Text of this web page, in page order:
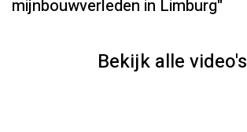
mijnbouwverleden in Limburg"
Bekijk alle video's